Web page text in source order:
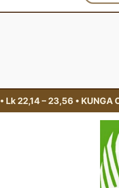
• Lk 22,14 – 23,56 • KUNGA